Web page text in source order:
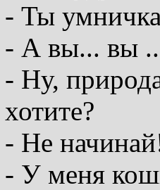
- Ты
- А вы... вы
- Ну,
хотите?
- Не
- У меня